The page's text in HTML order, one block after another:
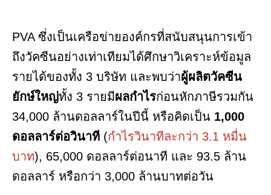
PVA ซึ่งเป็นเครือข่ายองค์กรที่สนับสนุนการเข้า
ถึงวัคซีนอย่างเท่าเทียมได้ศึกษาวิเคราะห์ข้อมูล
รายได้ของทั้ง 3 บริษัท และพบว่าผู้ผลิตวัคซีน
ยักษ์ใหญ่ทั้ง 3 รายมีผลกำไรก่อนหักภาษีรวมกัน
34,000 ล้านดอลลาร์ในปีนี้ หรือคิดเป็น 1,000
ดอลลาร์ต่อวินาที (กำไรวินาทีละกว่า 3.1 หมื่น
บาท), 65,000 ดอลลาร์ต่อนาที และ 93.5 ล้าน
ดอลลาร์ หรือกว่า 3,000 ล้านบาทต่อวัน